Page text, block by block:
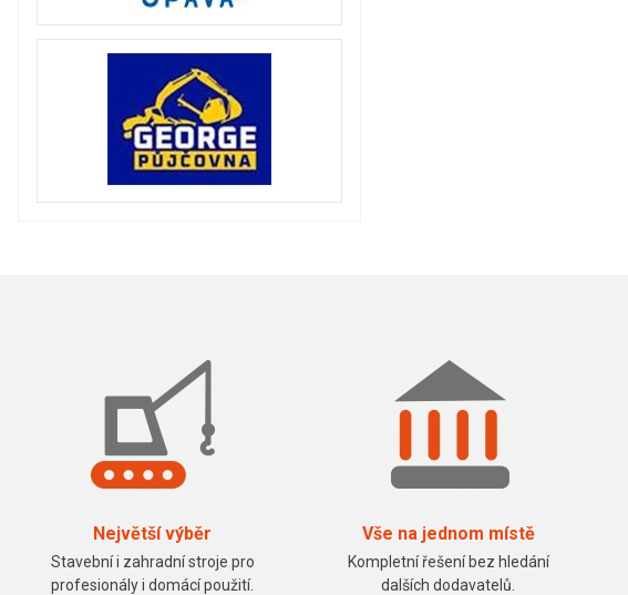
Největší výběr
Stavební i zahradní stroje pro
profesionály i domácí použití.
Vše na jednom místě
Kompletní řešení bez hledání
dalších dodavatelů.